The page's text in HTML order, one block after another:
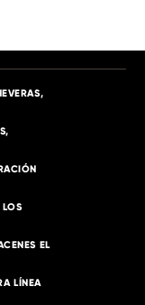
EL
LÍNEA